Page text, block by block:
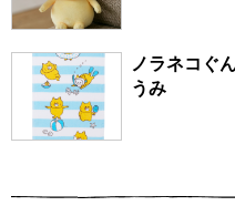
ノラネコぐ
うみ